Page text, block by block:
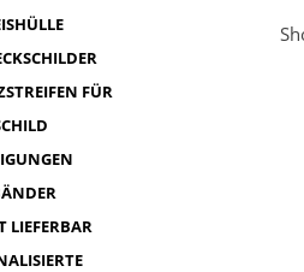
FÜR
LIEFERBAR